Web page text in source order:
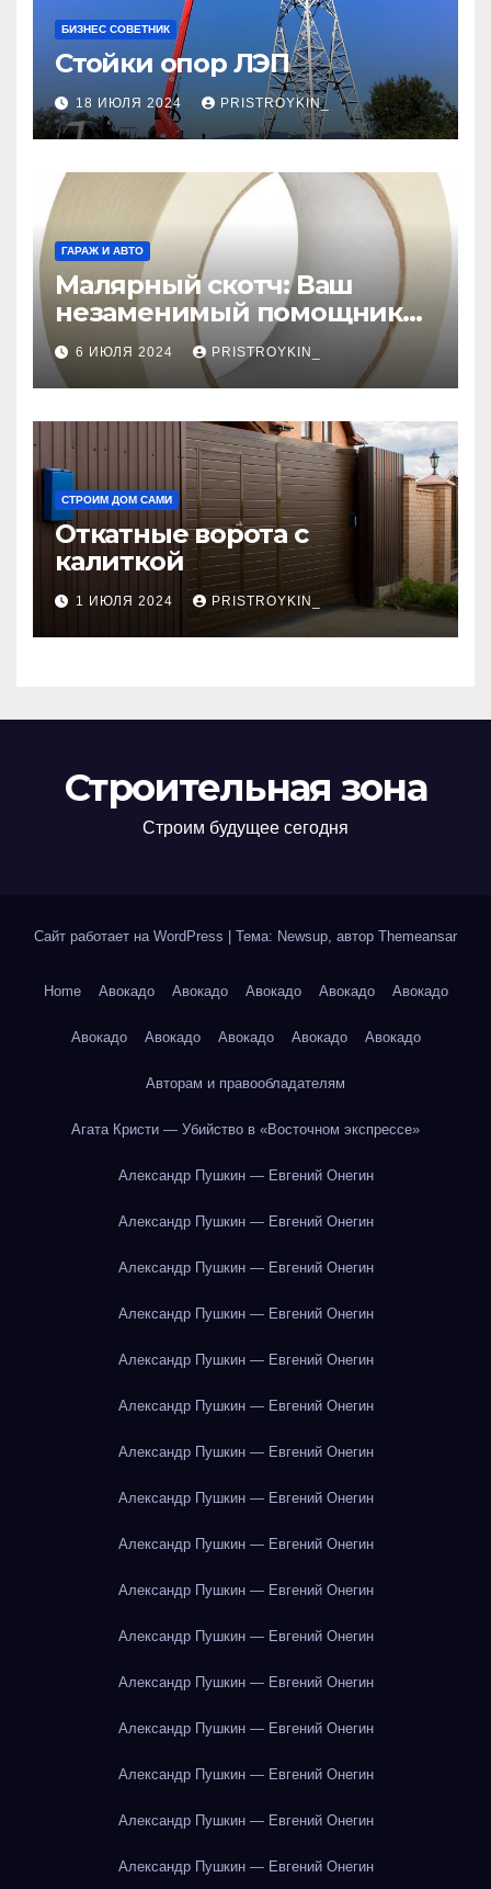
БИЗНЕС СОВЕТНИК
Стойки опор ЛЭП
18 ИЮЛЯ 2024 PRISTROYKIN_
ГАРАЖ И АВТО
Малярный скотч: Ваш
незаменимый помощник
при ремонтных работах
6 ИЮЛЯ 2024 PRISTROYKIN_
СТРОИМ ДОМ САМИ
Откатные ворота с
калиткой
1 ИЮЛЯ 2024 PRISTROYKIN_
Строительная зона
Строим будущее сегодня
Сайт работает на WordPress Тема: Newsup, автор Themeansar
Home Авокадо Авокадо Авокадо Авокадо Авокадо
Авокадо Авокадо Авокадо Авокадо Авокадо
Авторам и правообладателям
Агата Кристи — Убийство в «Восточном экспрессе»
Александр Пушкин — Евгений Онегин
Александр Пушкин — Евгений Онегин
Александр Пушкин — Евгений Онегин
Александр Пушкин — Евгений Онегин
Александр Пушкин — Евгений Онегин
Александр Пушкин — Евгений Онегин
Александр Пушкин — Евгений Онегин
Александр Пушкин — Евгений Онегин
Александр Пушкин — Евгений Онегин
Александр Пушкин — Евгений Онегин
Александр Пушкин — Евгений Онегин
Александр Пушкин — Евгений Онегин
Александр Пушкин — Евгений Онегин
Александр Пушкин — Евгений Онегин
Александр Пушкин — Евгений Онегин
Александр Пушкин — Евгений Онегин